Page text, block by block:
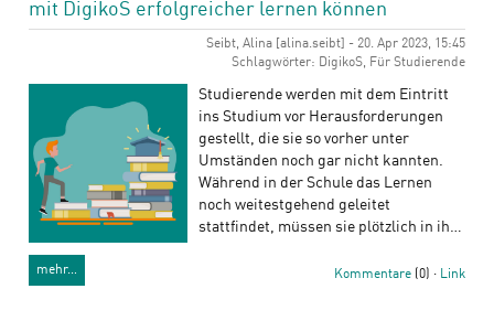
mit DigikoS erfolgreicher lernen können
Seibt, Alina [alina.seibt] - 20. Apr 2023, 15:45
Schlagwörter: DigikoS, Für Studierende
Studierende werden mit dem Eintritt
ins Studium vor Herausforderungen
gestellt, die sie so vorher unter
Umständen noch gar nicht kannten.
Während in der Schule das Lernen
noch weitestgehend geleitet
stattfindet, müssen sie plötzlich in ih…
mehr… Kommentare (0) · Link